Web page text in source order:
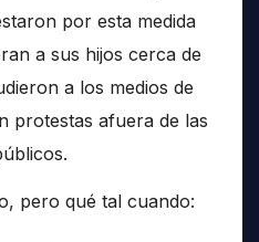
por esta medida
a sus hijos cerca de
a los medios de
protestas afuera de las
pero qué tal cuando: